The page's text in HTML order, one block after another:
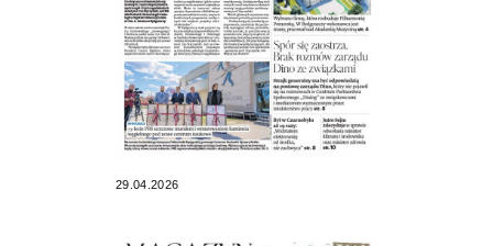
29.04.2026